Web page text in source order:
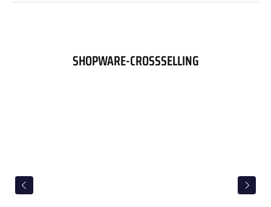
SHOPWARE-CROSSSELLING